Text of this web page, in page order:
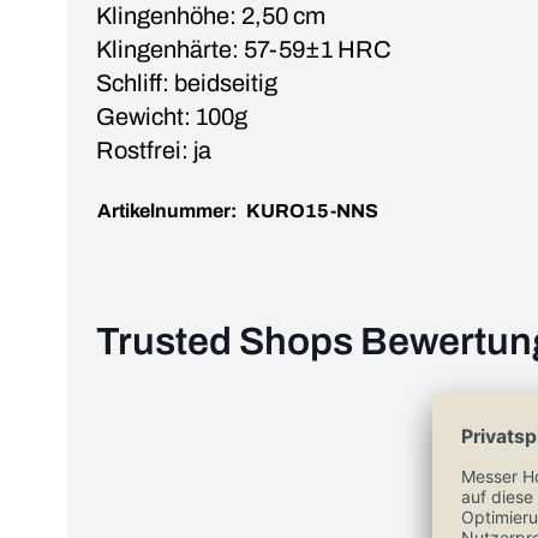
Klingenhöhe: 2,50 cm
Klingenhärte: 57-59±1 HRC
Schliff: beidseitig
Gewicht: 100g
Rostfrei: ja
Artikelnummer: KURO15-NNS
Trusted Shops